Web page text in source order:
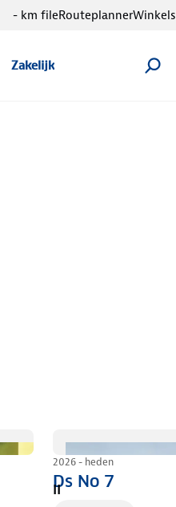
Zakelijk
- km fileRouteplannerWinkels
Ds No 7
2026 - heden
II